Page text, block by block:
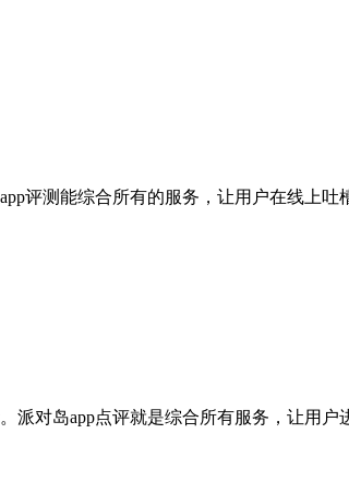
评测能综合所有的服务，让用户在线上
对岛app点评就是综合所有服务，让用